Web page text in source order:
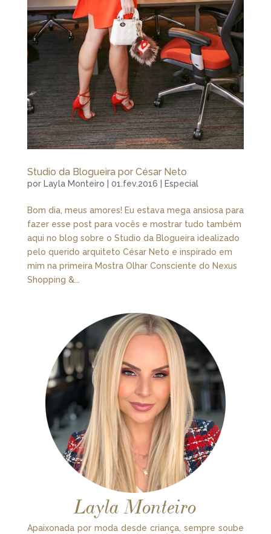
Studio da Blogueira por César Neto
por Layla Monteiro 01.fev.2016 Especial
Bom dia, meus amores! Eu estava mega ansiosa para
fazer esse post para vocês e mostrar tudo também
aqui no blog sobre o Studio da Blogueira idealizado
pelo querido arquiteto César Neto e inspirado em
mim na primeira Mostra Olhar Consciente do Nexus
Shopping &...
Layla Monteiro
Apaixonada por moda desde criança, sempre soube